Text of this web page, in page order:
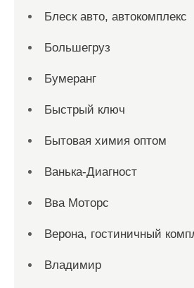
Блеск авто, автокомплекс
Большегруз
Бумеранг
Быстрый ключ
Бытовая химия оптом
Ванька-Диагност
Вва Моторс
Верона, гостиничный
Владимир